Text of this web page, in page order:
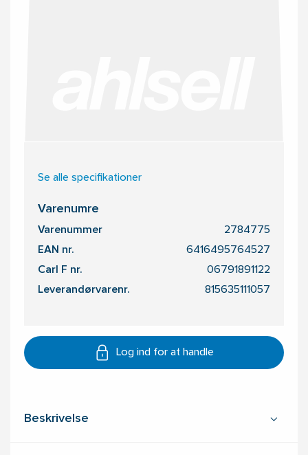
Se alle specifikationer
Varenumre
Varenummer 2784775
EAN nr. 6416495764527
Carl F nr. 06791891122
Leverandørvarenr. 815635111057
Log ind for at handle
Beskrivelse